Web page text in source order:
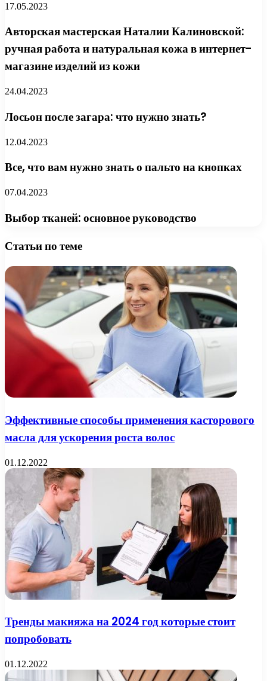
17.05.2023
Авторская мастерская Наталии Калиновской:
ручная работа и натуральная кожа в интернет-
магазине изделий из кожи
24.04.2023
Лосьон после загара: что нужно знать?
12.04.2023
Все, что вам нужно знать о пальто на кнопках
07.04.2023
Выбор тканей: основное руководство
Статьи по теме
Эффективные способы применения касторового
масла для ускорения роста волос
01.12.2022
Тренды макияжа на 2024 год которые стоит
попробовать
01.12.2022